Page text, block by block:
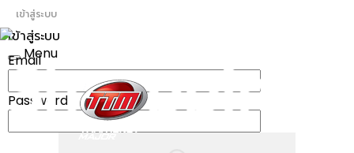
เข้าสู่ระบบ
เข้าสู่ระบบ
Email
Password
Toggle
Menu